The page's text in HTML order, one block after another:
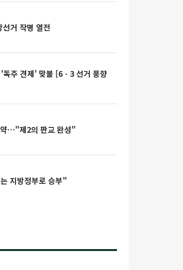
거 작명 열전
주 견제' 맞불 [6ㆍ3 선거 풍향
약…"제2의 판교 완성"
지방정부로 승부"